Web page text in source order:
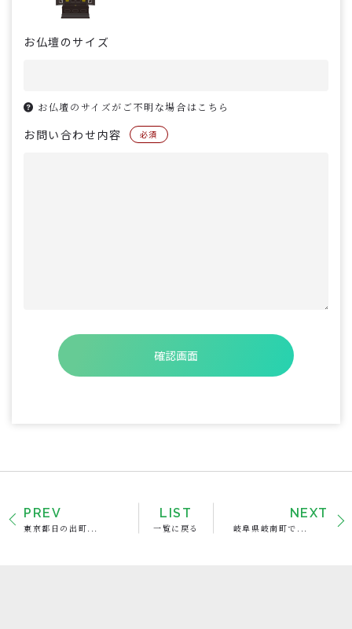
お仏壇のサイズ
お仏壇のサイズがご不明な場合はこちら
お問い合わせ内容 必須
PREV
東京都日の出町...
LIST
一覧に戻る
NEXT
岐阜県岐南町で...